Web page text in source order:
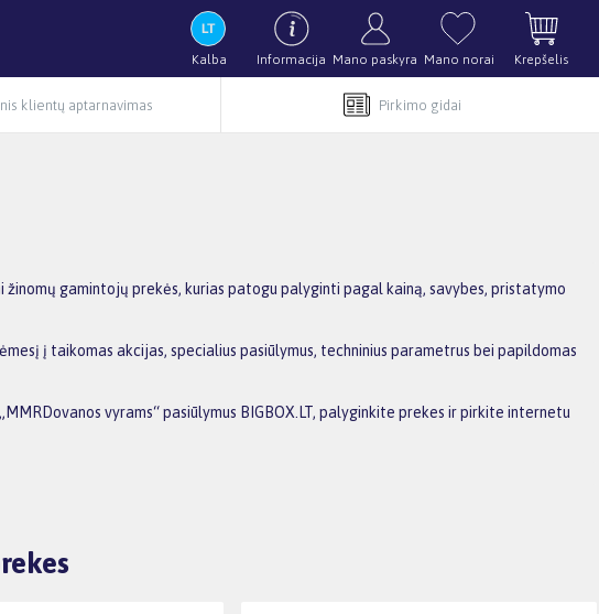
Kalba Informacija Mano paskyra Mano norai Krepšelis
klientų aptarnavimas Pirkimo gidai
gamintojų prekės, kurias patogu palyginti pagal kainą, savybes, pristatymo
į taikomas akcijas, specialius pasiūlymus, techninius parametrus bei papildomas
vyrams“ pasiūlymus BIGBOX.LT, palyginkite prekes ir pirkite internetu